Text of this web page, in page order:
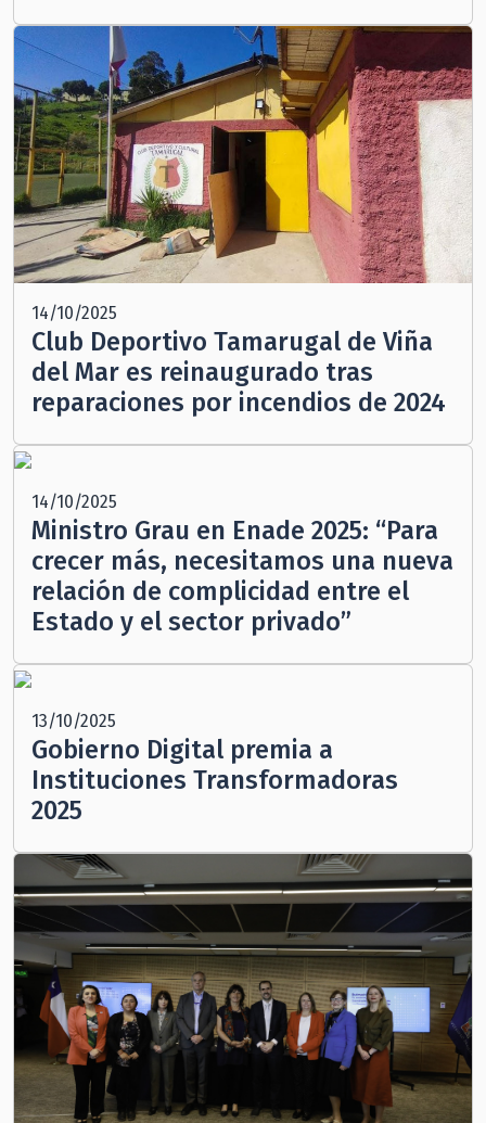
14/10/2025
Club Deportivo Tamarugal de Viña
del Mar es reinaugurado tras
reparaciones por incendios de 2024
14/10/2025
Ministro Grau en Enade 2025: “Para
crecer más, necesitamos una nueva
relación de complicidad entre el
Estado y el sector privado”
13/10/2025
Gobierno Digital premia a
Instituciones Transformadoras
2025